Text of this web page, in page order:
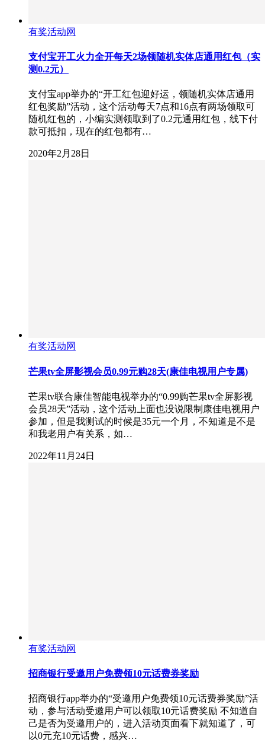
有奖活动网
支付宝开工火力全开每天2场领随机实体店通用红包（实
测0.2元）
支付宝app举办的“开工红包迎好运，领随机实体店通用
红包奖励”活动，这个活动每天7点和16点有两场领取可
随机红包的，小编实测领取到了0.2元通用红包，线下付
款可抵扣，现在的红包都有…
2020年2月28日
有奖活动网
芒果tv全屏影视会员0.99元购28天(康佳电视用户专属)
芒果tv联合康佳智能电视举办的“0.99购芒果tv全屏影视
会员28天”活动，这个活动上面也没说限制康佳电视用户
参加，但是我测试的时候是35元一个月，不知道是不是
和我老用户有关系，如…
2022年11月24日
有奖活动网
招商银行受邀用户免费领10元话费券奖励
招商银行app举办的“受邀用户免费领10元话费券奖励”活
动，参与活动受邀用户可以领取10元话费奖励 不知道自
己是否为受邀用户的，进入活动页面看下就知道了，可
以0元充10元话费，感兴…